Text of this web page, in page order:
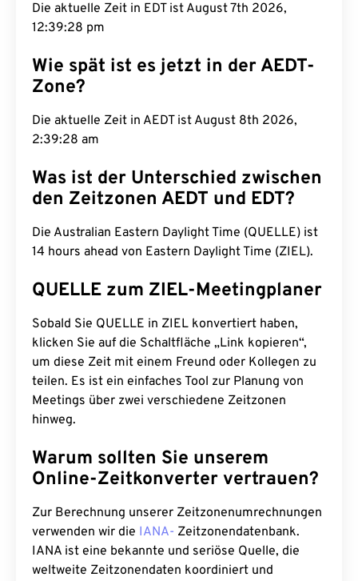
Die aktuelle Zeit in EDT ist August 7th 2026,
12:39:29 pm
Wie spät ist es jetzt in der AEDT-
Zone?
Die aktuelle Zeit in AEDT ist August 8th 2026,
2:39:29 am
Was ist der Unterschied zwischen
den Zeitzonen AEDT und EDT?
Die Australian Eastern Daylight Time (QUELLE) ist
14 hours ahead von Eastern Daylight Time (ZIEL).
QUELLE zum ZIEL-Meetingplaner
Sobald Sie QUELLE in ZIEL konvertiert haben,
klicken Sie auf die Schaltfläche „Link kopieren“,
um diese Zeit mit einem Freund oder Kollegen zu
teilen. Es ist ein einfaches Tool zur Planung von
Meetings über zwei verschiedene Zeitzonen
hinweg.
Warum sollten Sie unserem
Online-Zeitkonverter vertrauen?
Zur Berechnung unserer Zeitzonenumrechnungen
verwenden wir die IANA- Zeitzonendatenbank.
IANA ist eine bekannte und seriöse Quelle, die
weltweite Zeitzonendaten koordiniert und